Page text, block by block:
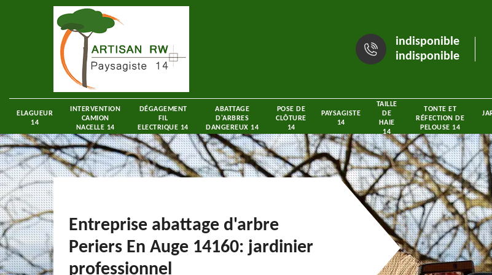
indisponible
indisponible
ELAGUEUR
14
INTERVENTION
CAMION
NACELLE 14
DÉGAGEMENT
FIL
ELECTRIQUE 14
ABATTAGE
D'ARBRES
DANGEREUX 14
POSE DE
CLÔTURE
14
PAYSAGISTE
14
TAILLE
DE
HAIE
14
TONTE ET
RÉFECTION DE
PELOUSE 14
Entreprise abattage d'arbre
Periers En Auge 14160: jardinier
professionnel